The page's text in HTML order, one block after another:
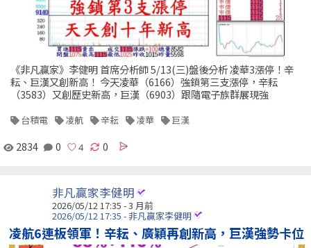
《非凡贏家》李健明 首席分析師 5/13(三)盤後分析 凌華3漲停！辛
耘、巨漢又創新高！ 今天凌華（6166）強鎖第三支漲停，辛耘
（3583）又創歷史新高，巨漢（6903）跟隨電子族群展現強
台積電 凌航 辛耘 凌華 巨漢
2834 0 0
非凡贏家李健明
2026/05/12 17:35 - 3 月前
2026/05/12 17:35 - 非凡贏家李健明
凌航6連板領軍！辛耘、廣穎再創新高，巨漢強勢卡位